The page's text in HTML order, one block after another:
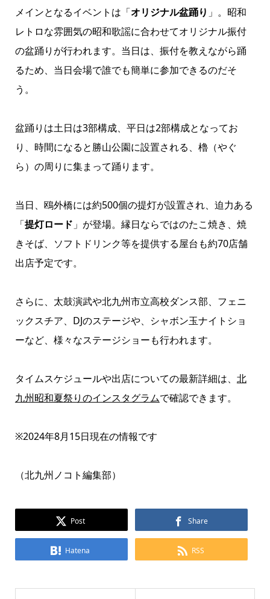
メインとなるイベントは「オリジナル盆踊り 」。 昭和
レトロな雰囲気の昭和歌謡に合わせてオリジナル振付
の盆踊りが行われます。当日は、振付を教えながら踊
るため、当日会場で誰でも簡単に参加できるのだそ
う。
盆踊りは土日は3部構成、平日は2部構成となってお
り、時間になると勝山公園に設置される、櫓（やぐ
ら）の周りに集まって踊ります。
当日、鴎外橋には約500個の提灯が設置され、迫力ある
「提灯ロード 」が登場。縁日ならではのたこ焼き、焼
きそば、ソフトドリンク等を提供する屋台も約70店舗
出店予定です。
さらに、太鼓演武や北九州市立高校ダンス部、フェニ
ックスチア、DJのステージや、シャボン玉ナイトショ
ーなど、様々なステージショーも行われます。
タイムスケジュールや出店についての最新詳細は、 北
九州昭和夏祭りのインスタグラムで確認できます。
※2024年8月15日現在の情報です
（北九州ノコト編集部）
Post Share
Hatena RSS